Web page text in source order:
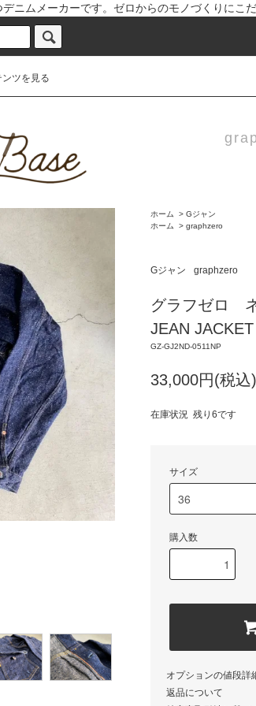
ムメーカーです。ゼロからのモノづくりにこ
ンツを見る
ホーム > Gジャン
ホーム
> graphzero
Gジャン graphzero
グラフゼロ
JEAN
GZ-GJ2ND-0511NP
33,000円(税込)
在庫状況 残り6です
サイズ
購入数
オプションの値段詳
返品について